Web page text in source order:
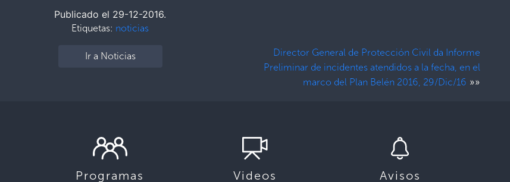
Publicado el 29-12-2016.
Etiquetas: noticias
Ir a Noticias
Director General de Protección Civil da Informe
Preliminar de incidentes atendidos a la fecha, en el
marco del Plan Belén 2016, 29/Dic/16 »»
Programas Videos Avisos